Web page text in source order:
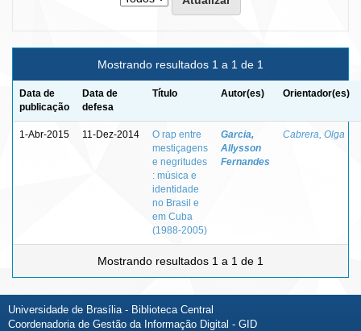
Mostrando resultados 1 a 1 de 1
Data de
publicação
Data de
defesa
Título Autor(es) Orientador(es)
1-Abr-2015 11-Dez-2014
O rap entre
mestiçagens
e negritudes
: música e
identidade
no Brasil e
em Cuba
(1988-2005)
Garcia,
Allysson
Fernandes
Cabrera, Olga
Mostrando resultados 1 a 1 de 1
Universidade de Brasília - Biblioteca Central
Coordenadoria de Gestão da Informação Digital - GID